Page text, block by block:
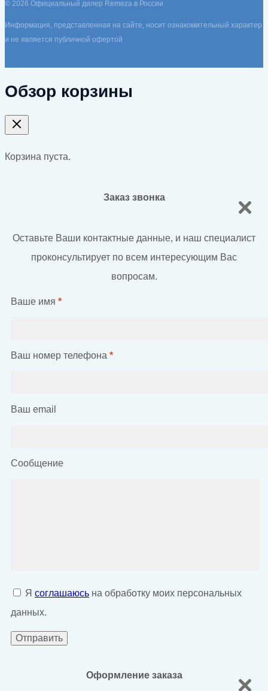
© 2026 Официальный дилер Remeza в России
Информация, представленная на сайте, носит ознакомительный характер
и не является публичной офертой
Обзор корзины
Корзина пуста.
Заказ звонка
Оставьте Ваши контактные данные, и наш специалист
проконсультирует по всем интересующим Вас
вопросам.
Ваше имя *
Ваш номер телефона *
Ваш email
Сообщение
Я соглашаюсь на обработку моих персональных
данных.
Оформление заказа